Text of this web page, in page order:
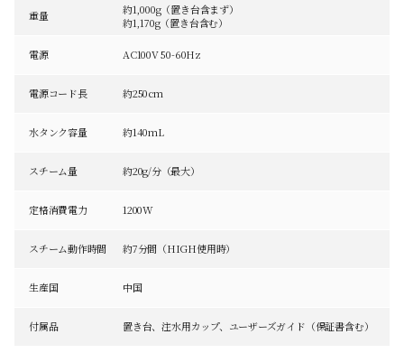
重量
約1,000g（置き台含まず）
約1,170g（置き台含む）
電源 AC100V 50-60Hz
電源コード長 約250cm
水タンク容量 約140mL
スチーム量 約20g/分（最大）
定格消費電力 1200W
スチーム動作時間 約7分間（HIGH使用時）
生産国 中国
付属品 置き台、注水用カップ、ユーザーズガイド（保証書含む）